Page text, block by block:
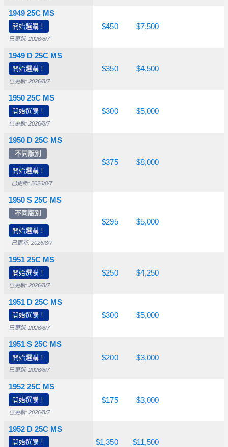
1949 25C MS
開始選購！
已更新: 2026/8/7
1949 D 25C MS
開始選購！
已更新: 2026/8/7
1950 25C MS
開始選購！
已更新: 2026/8/7
1950 D 25C MS
不同版別
開始選購！
已更新: 2026/8/7
1950 S 25C MS
不同版別
開始選購！
已更新: 2026/8/7
1951 25C MS
開始選購！
已更新: 2026/8/7
1951 D 25C MS
開始選購！
已更新: 2026/8/7
1951 S 25C MS
開始選購！
已更新: 2026/8/7
1952 25C MS
開始選購！
已更新: 2026/8/7
1952 D 25C MS
開始選購！
$65.00 $450 $7,500
$50.00 $350 $4,500
$26.50 $300 $5,000
$375 $8,000
$295 $5,000
$26.50 $250 $4,250
$26.50 $300 $5,000
$26.50 $200 $3,000
$26.50 $175 $3,000
$26.50 $1,350 $11,500